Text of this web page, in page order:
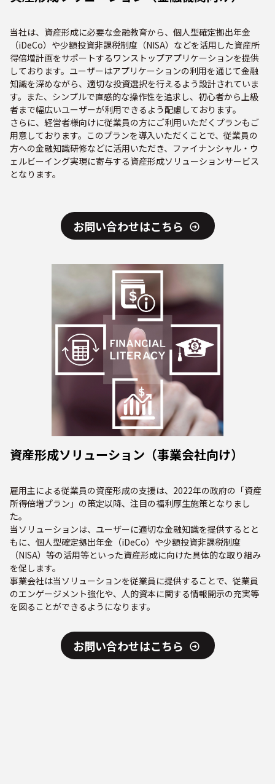
当社は、資産形成に必要な金融教育から、個人型確定拠出年金
（iDeCo）や少額投資非課税制度（NISA）などを活用した資産所
得倍増計画をサポートするワンストップアプリケーションを提供
しております。ユーザーはアプリケーションの利用を通じて金融
知識を深めながら、適切な投資選択を行えるよう設計されていま
す。また、シンプルで直感的な操作性を追求し、初心者から上級
者まで幅広いユーザーが利用できるよう配慮しております。
さらに、経営者様向けに従業員の方にご利用いただくプランもご
用意しております。このプランを導入いただくことで、従業員の
方への金融知識研修などに活用いただき、ファイナンシャル・ウ
ェルビーイング実現に寄与する資産形成ソリューションサービス
となります。
お問い合わせはこちら
資産形成ソリューション（事業会社向け）
雇用主による従業員の資産形成の支援は、2022年の政府の「資産
所得倍増プラン」の策定以降、注目の福利厚生施策となりまし
た。
当ソリューションは、ユーザーに適切な金融知識を提供するとと
もに、個人型確定拠出年金（iDeCo）や少額投資非課税制度
（NISA）等の活用等といった資産形成に向けた具体的な取り組み
を促します。
事業会社は当ソリューションを従業員に提供することで、従業員
のエンゲージメント強化や、人的資本に関する情報開示の充実等
を図ることができるようになります。
お問い合わせはこちら